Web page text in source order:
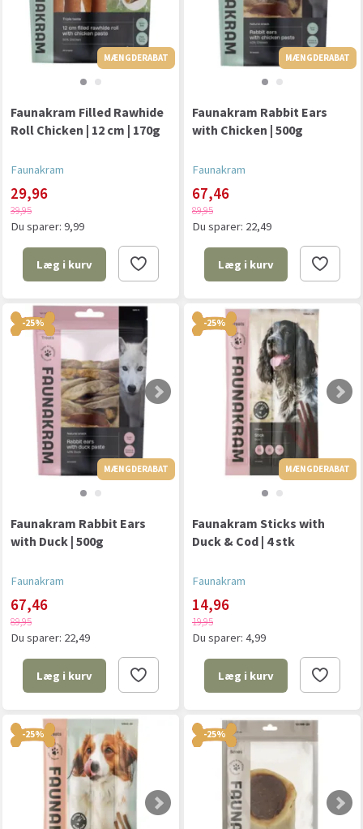
MÆNGDERABAT MÆNGDERABAT
Faunakram Filled Rawhide
Roll Chicken | 12 cm | 170g
Faunakram
29,96
39,95
Du sparer: 9,99
Læg i kurv
MÆNGDERABAT
Faunakram Rabbit Ears
with Chicken | 500g
Faunakram
67,46
89,95
Du sparer: 22,49
Læg i kurv
-25%
MÆNGDERABAT MÆNGDERABAT
Faunakram Rabbit Ears
with Duck | 500g
Faunakram
67,46
89,95
Du sparer: 22,49
Læg i kurv
-25%
MÆNGDERABAT
Faunakram Sticks with
Duck & Cod | 4 stk
Faunakram
14,96
19,95
Du sparer: 4,99
Læg i kurv
-25% -25%